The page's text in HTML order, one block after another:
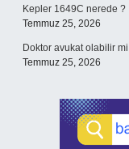
Kepler 1649C nerede ?
Temmuz 25, 2026
Doktor avukat olabilir
Temmuz 25, 2026